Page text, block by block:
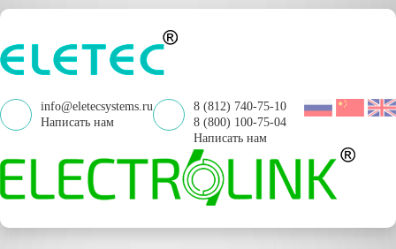
info@eletecsystems.ru
Написать нам
8 (812) 740-75-10
8 (800) 100-75-04
Написать нам